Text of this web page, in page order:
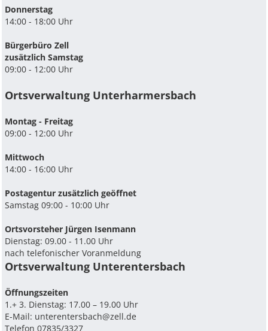
Donnerstag
14:00 - 18:00 Uhr
Bürgerbüro Zell
zusätzlich Samstag
09:00 - 12:00 Uhr
Ortsverwaltung Unterharmersbach
Montag - Freitag
09:00 - 12:00 Uhr
Mittwoch
14:00 - 16:00 Uhr
Postagentur zusätzlich geöffnet
Samstag 09:00 - 10:00 Uhr
Ortsvorsteher Jürgen Isenmann
Dienstag: 09.00 - 11.00 Uhr
nach telefonischer Voranmeldung
Ortsverwaltung Unterentersbach
Ö­ffnungszeiten
1.+ 3. Dienstag: 17.00 – 19.00 Uhr
E-Mail: unterentersbach@zell.de
Telefon 07835/3327